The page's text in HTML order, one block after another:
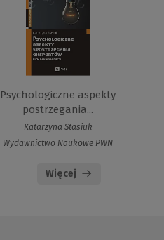
Psychologiczne aspekty
postrzegania...
Katarzyna Stasiuk
Wydawnictwo Naukowe PWN
Więcej